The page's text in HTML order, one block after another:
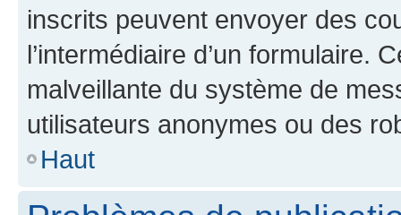
inscrits peuvent envoyer des
l’intermédiaire d’un formulaire.
malveillante du système de
utilisateurs anonymes ou des
Haut